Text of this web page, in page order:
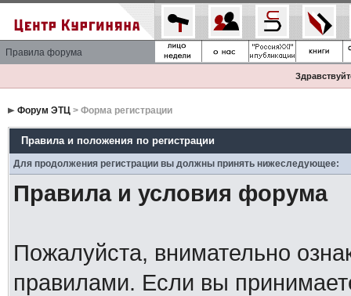
Правила форума
Форум ЭТЦ> Форма регистрации
Правила и положения по регистрации
Для продолжения регистрации вы должны принять нижеследующее:
Правила и условия форума
Пожалуйста, внимательно
правилами. Если вы